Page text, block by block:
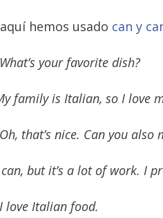
hemos usado can y
your favorite dish?
family is Italian, so I love
that’s nice. Can you also
but it’s a lot of work. I
love Italian food.